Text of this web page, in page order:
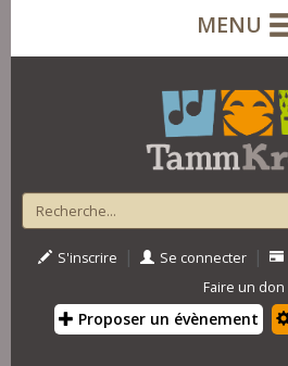
MENU
S'inscrire | Se connecter |
Faire un don
Proposer un évènement